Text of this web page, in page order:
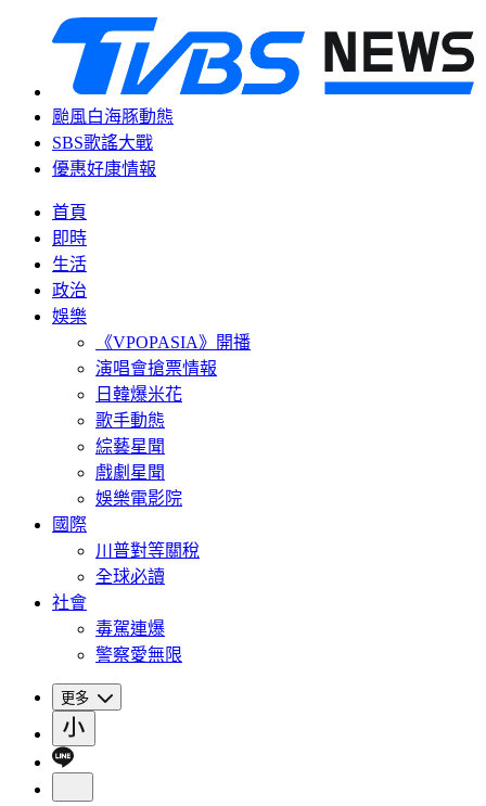
颱風白海豚動態
SBS歌謠大戰
優惠好康情報
首頁
即時
生活
政治
娛樂
《VPOPASIA》開播
演唱會搶票情報
日韓爆米花
歌手動態
綜藝星聞
戲劇星聞
娛樂電影院
國際
川普對等關稅
全球必讀
社會
毒駕連爆
警察愛無限
更多